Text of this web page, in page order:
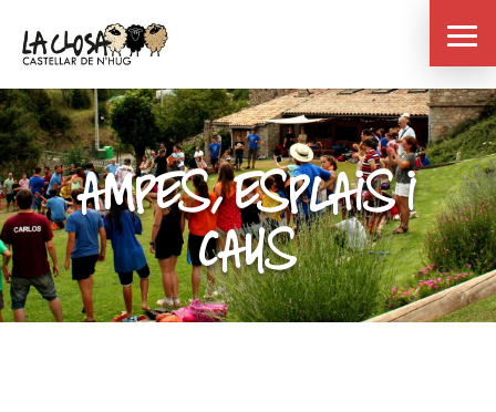
AMPES, ESPLAIS I
CAUS